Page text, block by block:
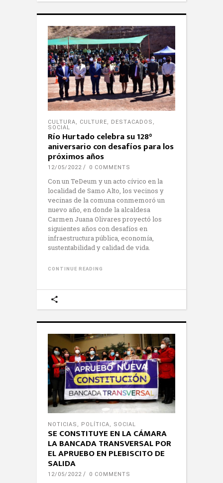
CULTURA, CULTURE, DESTACADOS ,
SOCIAL
Río Hurtado celebra su 128°
aniversario con desafíos para los
próximos años
12/05/2022 0 COMMENTS
Con un TeDeum y un acto cívico en la
localidad de Samo Alto, los vecinos y
vecinas de la comuna conmemoró un
nuevo año, en donde la alcaldesa
Carmen Juana Olivares proyectó los
siguientes años con desafíos en
infraestructura pública, economía,
sustentabilidad y calidad de vida.
CONTINUE READING
NOTICIAS , POLÍTICA, SOCIAL
SE CONSTITUYE EN LA CÁMARA
LA BANCADA TRANSVERSAL POR
EL APRUEBO EN PLEBISCITO DE
SALIDA
12/05/2022 0 COMMENTS